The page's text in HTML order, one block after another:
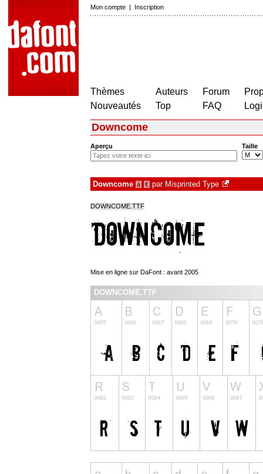
Mon compte | Inscription
Thèmes
Nouveautés
Auteurs
Top
Forum
FAQ
Downcome
Aperçu Taille
Downcome à € par Misprinted Type
DOWNCOME.TTF
Mise en ligne sur DaFont : avant 2005
DOWNCOME.TTF